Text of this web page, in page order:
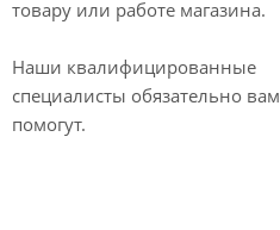
товару или работе магазина.
Наши квалифицированные
специалисты обязательно вам
помогут.